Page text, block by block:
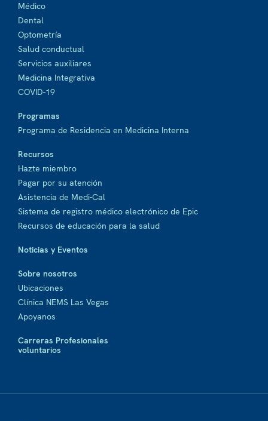
Médico
Dental
Optometría
Salud conductual
Servicios auxiliares
Medicina Integrativa
COVID-19
Programas
Programa de Residencia en Medicina Interna
Recursos
Hazte miembro
Pagar por su atención
Asistencia de Medi-Cal
Sistema de registro médico electrónico de Epic
Recursos de educación para la salud
Noticias y Eventos
Sobre nosotros
Ubicaciones
Clínica NEMS Las Vegas
Apoyanos
Carreras Profesionales
voluntarios